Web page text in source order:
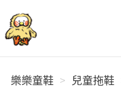
樂樂童鞋
樂樂童鞋 兒童拖鞋